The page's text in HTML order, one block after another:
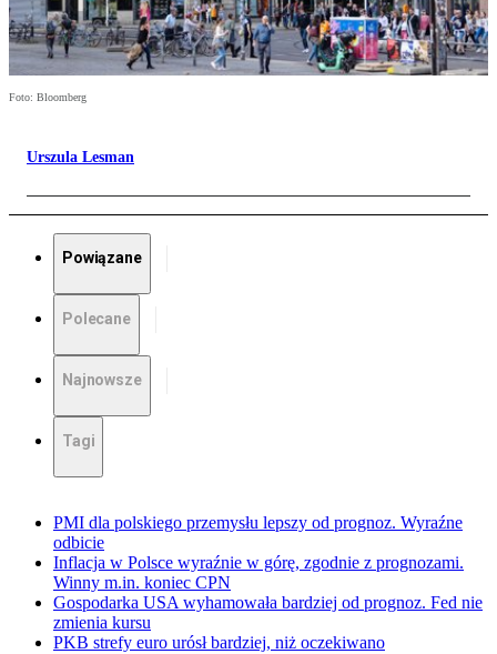
Foto: Bloomberg
Urszula Lesman
Powiązane
Polecane
Najnowsze
Tagi
PMI dla polskiego przemysłu lepszy od prognoz. Wyraźne
odbicie
Inflacja w Polsce wyraźnie w górę, zgodnie z prognozami.
Winny m.in. koniec CPN
Gospodarka USA wyhamowała bardziej od prognoz. Fed nie
zmienia kursu
PKB strefy euro urósł bardziej, niż oczekiwano